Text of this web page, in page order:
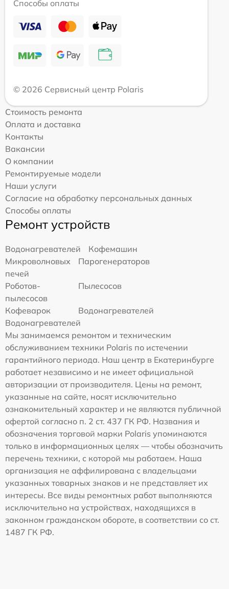
Способы оплаты
© 2026 Сервисный центр Polaris
Стоимость ремонта
Оплата и доставка
Контакты
Вакансии
О компании
Ремонтируемые модели
Наши услуги
Согласие на обработку персональных данных
Способы оплаты
Ремонт устройств
Водонагревателей
Кофемашин
Микроволновых
печей
Парогенераторов
Роботов-
пылесосов
Пылесосов
Кофеварок
Водонагревателей
Водонагревателей
Мы занимаемся ремонтом и техническим
обслуживанием техники Polaris по истечении
гарантийного периода. Наш центр в Екатеринбурге
работает независимо и не имеет официальной
авторизации от производителя. Цены на ремонт,
указанные на сайте, носят исключительно
ознакомительный характер и не являются публичной
офертой согласно п. 2 ст. 437 ГК РФ. Названия и
обозначения торговой марки Polaris упоминаются
только в информационных целях — чтобы обозначить
перечень техники, с которой мы работаем. Наша
организация не аффилирована с владельцами
указанных товарных знаков и не представляет их
интересы. Все виды ремонтных работ выполняются
исключительно на устройствах, находящихся в
законном гражданском обороте, в соответствии со ст.
1487 ГК РФ.